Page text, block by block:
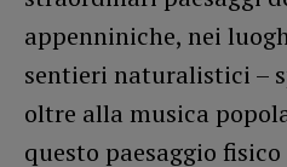
appenniniche, nei
sentieri naturalistici –
oltre alla musica
questo paesaggio